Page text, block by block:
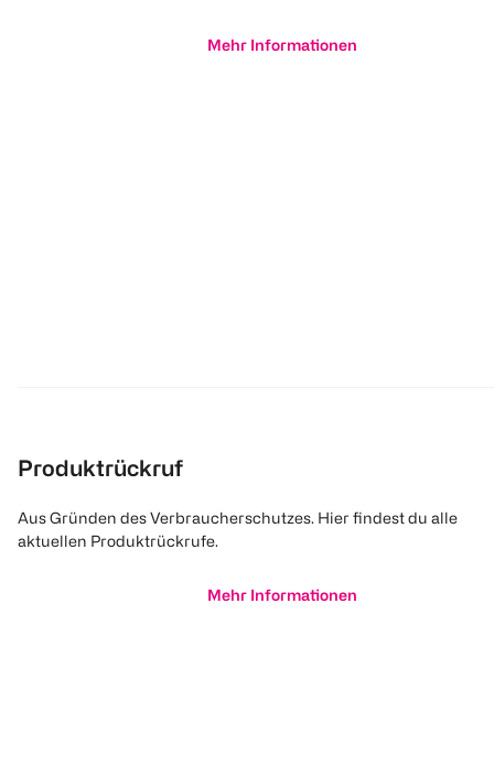
Mehr Informationen
Produktrückruf
Aus Gründen des Verbraucherschutzes. Hier findest du alle
aktuellen Produktrückrufe.
Mehr Informationen